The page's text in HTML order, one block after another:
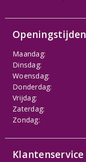
Openingstijden
Maandag:
Dinsdag:
Woensdag:
Donderdag:
Vrijdag:
Zaterdag:
Zondag:
Klantenservice